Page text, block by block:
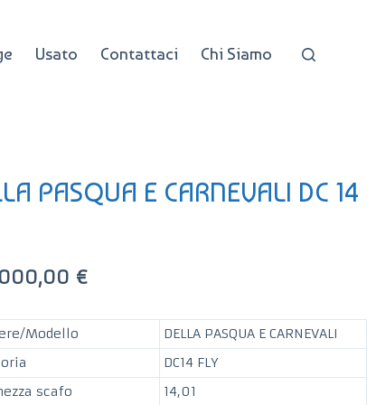
Usato Contattaci Chi Siamo
PASQUA E CARNEVALI DC 14
€
Modello
DELLA PASQUA E CARNEVALI
DC14 FLY
scafo
14,01